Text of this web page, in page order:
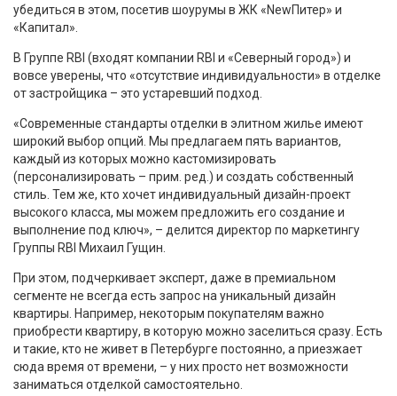
убедиться в этом, посетив шоурумы в ЖК «NewПитер» и
«Капитал».
В Группе RBI (входят компании RBI и «Северный город») и
вовсе уверены, что «отсутствие индивидуальности» в отделке
от застройщика – это устаревший подход.
«Современные стандарты отделки в элитном жилье имеют
широкий выбор опций. Мы предлагаем пять вариантов,
каждый из которых можно кастомизировать
(персонализировать – прим. ред.) и создать собственный
стиль. Тем же, кто хочет индивидуальный дизайн-проект
высокого класса, мы можем предложить его создание и
выполнение под ключ», – делится директор по маркетингу
Группы RBI Михаил Гущин.
При этом, подчеркивает эксперт, даже в премиальном
сегменте не всегда есть запрос на уникальный дизайн
квартиры. Например, некоторым покупателям важно
приобрести квартиру, в которую можно заселиться сразу. Есть
и такие, кто не живет в Петербурге постоянно, а приезжает
сюда время от времени, – у них просто нет возможности
заниматься отделкой самостоятельно.